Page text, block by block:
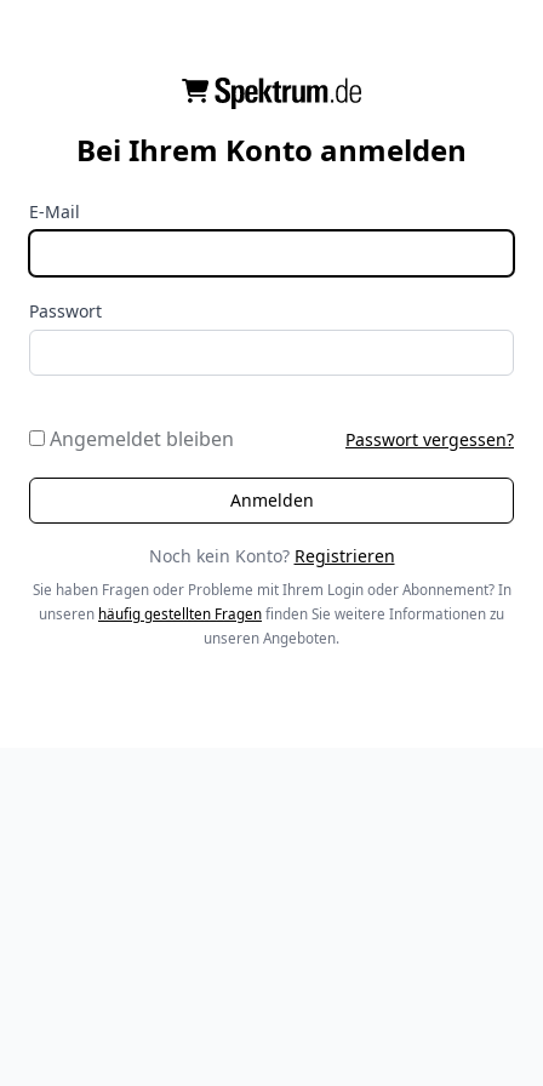
Bei Ihrem Konto anmelden
E-Mail
Passwort
Angemeldet bleiben Passwort vergessen?
Noch kein Konto? Registrieren
Sie haben Fragen oder Probleme mit Ihrem Login oder Abonnement? In
unseren häufig gestellten Fragen finden Sie weitere Informationen zu
unseren Angeboten.